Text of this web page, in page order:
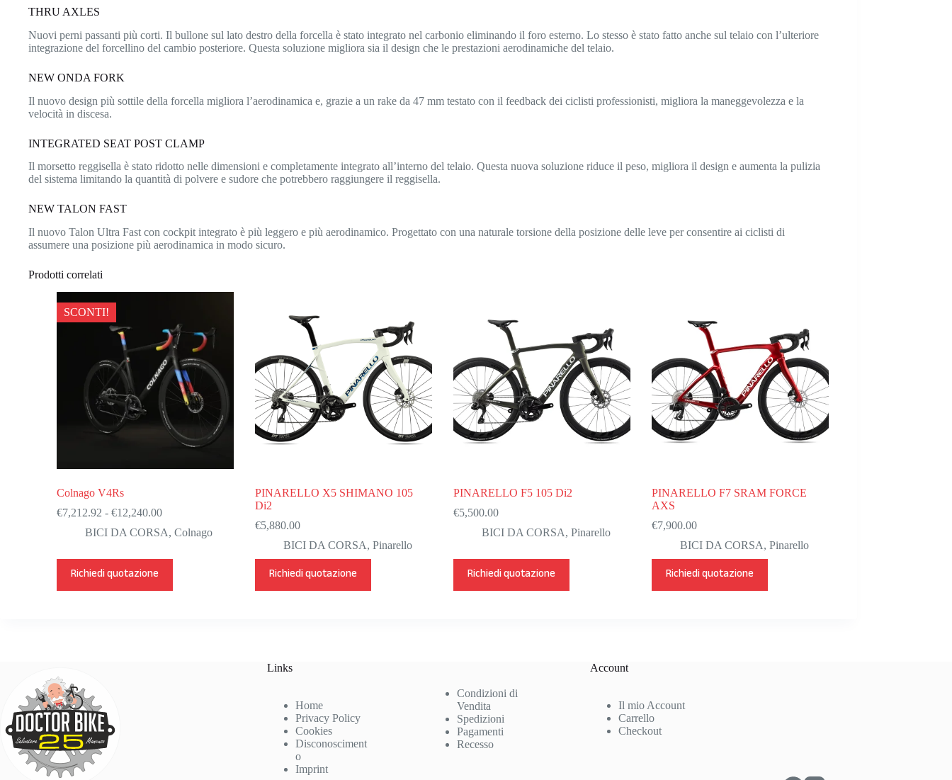
THRU AXLES
Nuovi perni passanti più corti. Il bullone sul lato destro della forcella è stato integrato nel carbonio eliminando il foro esterno. Lo stesso è stato fatto anche sul telaio con l’ulteriore
integrazione del forcellino del cambio posteriore. Questa soluzione migliora sia il design che le prestazioni aerodinamiche del telaio.
NEW ONDA FORK
Il nuovo design più sottile della forcella migliora l’aerodinamica e, grazie a un rake da 47 mm testato con il feedback dei ciclisti professionisti, migliora la maneggevolezza e la
velocità in discesa.
INTEGRATED SEAT POST CLAMP
Il morsetto reggisella è stato ridotto nelle dimensioni e completamente integrato all’interno del telaio. Questa nuova soluzione riduce il peso, migliora il design e aumenta la pulizia
del sistema limitando la quantità di polvere e sudore che potrebbero raggiungere il reggisella.
NEW TALON FAST
Il nuovo Talon Ultra Fast con cockpit integrato è più leggero e più aerodinamico. Progettato con una naturale torsione della posizione delle leve per consentire ai ciclisti di
assumere una posizione più aerodinamica in modo sicuro.
Prodotti correlati
SCONTI!
Colnago V4Rs
€7,212.92 - €12,240.00Fascia
prezzo:
€7,212.92
€12,240.00
BICI DA CORSA, Colnago
Richiedi quotazione
prodotto
ha
scelte
nella
pagina
del
prodotto
PINARELLO X5 SHIMANO 105
Di2
€5,880.00
BICI DA CORSA, Pinarello
Richiedi quotazione
prodotto
ha
essere
prodotto
PINARELLO F5 105 Di2
€5,500.00
BICI DA CORSA, Pinarello
Richiedi quotazione
prodotto
ha
nella
pagina
del
prodotto
PINARELLO F7 SRAM FORCE
AXS
€7,900.00
BICI DA CORSA, Pinarello
Richiedi quotazione
prodotto
ha
pagina
del
prodotto
Links
Home
Privacy Policy
Cookies
Disconosciment
o
Imprint
Condizioni di
Vendita
Spedizioni
Pagamenti
Recesso
Account
Il mio Account
Carrello
Checkout